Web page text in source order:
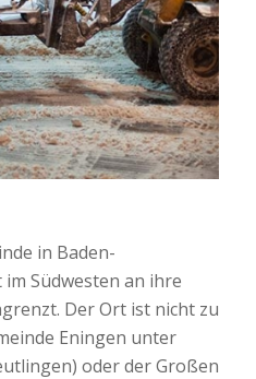
in Baden-
Südwesten an ihre
Der Ort ist nicht zu
Eningen unter
oder der Großen